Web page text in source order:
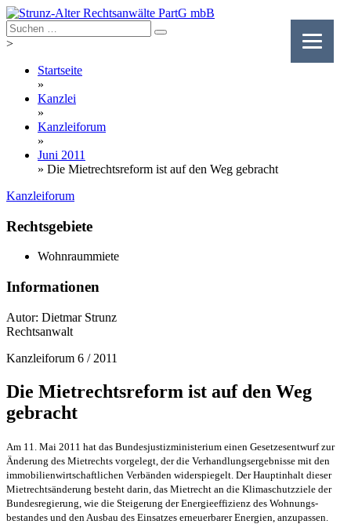
Skip
to
content
>
Startseite
»
Kanzlei
»
Kanzleiforum
»
Juni 2011
» Die Mietrechtsreform ist auf den Weg gebracht
Kanzleiforum
Rechtsgebiete
Wohnraummiete
Informationen
Autor: Dietmar Strunz
Rechtsanwalt
Kanzleiforum 6 / 2011
Die Mietrechtsreform ist auf den Weg
gebracht
Am 11. Mai 2011 hat das Bundesjustizministerium einen Gesetzesentwurf zur
Änderung des Mietrechts vorgelegt, der die Verhandlungsergebnisse mit den
immobilienwirtschaftlichen Verbänden widerspiegelt. Der Hauptinhalt dieser
Mietrechtsänderung besteht darin, das Mietrecht an die Klimaschutzziele der
Bundesregierung, wie die Steigerung der Energieeffizienz des Wohnungs-
bestandes und den Ausbau des Einsatzes erneuerbarer Energien, anzupassen.